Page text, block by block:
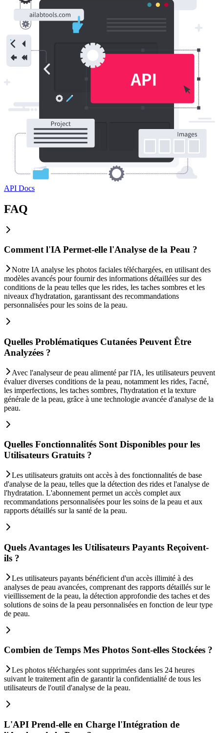
API Docs
FAQ
Comment l'IA Permet-elle l'Analyse de la Peau ?
Notre IA analyse les photos faciales téléchargées, en utilisant des
modèles avancés pour fournir des informations détaillées sur des
conditions de la peau telles que les rides, les taches sombres et les
niveaux d'hydratation, garantissant des recommandations
personnalisées pour les soins de la peau.
Quelles Problématiques Cutanées Peuvent Être
Analyzées ?
Avec l'analyseur de peau alimenté par l'IA, les utilisateurs peuvent
évaluer diverses conditions de la peau, notamment les rides, l'acné,
les imperfections, les taches sombres, l'hydratation et la texture
générale de la peau, grâce à une technologie avancée d'analyse de la
peau.
Quelles Fonctionnalités Sont Disponibles pour les
Utilisateurs Gratuits ?
Les utilisateurs gratuits ont accès à des fonctionnalités de base
d'analyse de la peau, telles que la détection des rides et l'analyse de
l'hydratation. L'abonnement permet un accès complet aux
recommandations personnalisées pour les soins de la peau et aux
rapports détaillés sur la santé de la peau.
Quels Avantages les Utilisateurs Payants Reçoivent-
ils ?
Les utilisateurs payants bénéficient d'un accès illimité à des
analyses de peau avancées, comprenant des rapports détaillés sur le
vieillissement de la peau, la détection approfondie des taches et des
solutions de soins de la peau personnalisées en fonction de leur type
de peau.
Combien de Temps Mes Photos Sont-elles Stockées ?
Les photos téléchargées sont supprimées dans les 24 heures
suivant le traitement afin de garantir la confidentialité de tous les
utilisateurs de l'outil d'analyse de la peau.
L'API Prend-elle en Charge l'Intégration de